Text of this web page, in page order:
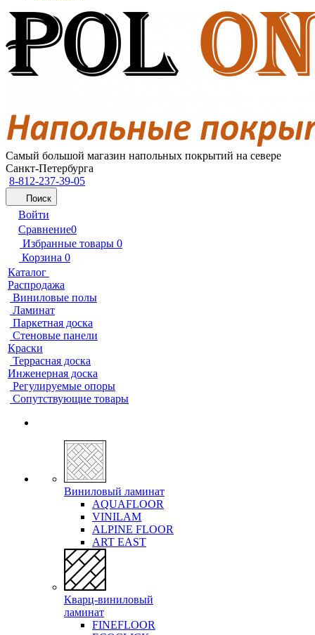
Самый большой магазин напольных покрытий на севере
Санкт-Петербурга
8-812-237-39-05
Поиск
Войти
Сравнение0
Избранные товары 0
Корзина 0
Каталог
Распродажа
Виниловые полы
Ламинат
Паркетная доска
Стеновые панели
Краски
Террасная доска
Инженерная доска
Регулируемые опоры
Сопутствующие товары
Виниловый ламинат
AQUAFLOOR
VINILAM
ALPINE FLOOR
ART EAST
Кварц-виниловый
ламинат
FINEFLOOR